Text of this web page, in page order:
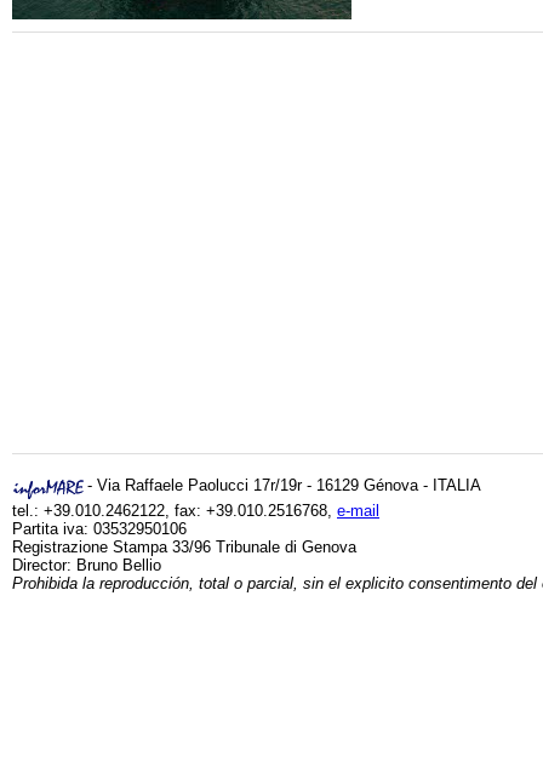
- Via Raffaele Paolucci 17r/19r - 16129 Génova - ITALIA
tel.: +39.010.2462122, fax: +39.010.2516768, e-mail
Partita iva: 03532950106
Registrazione Stampa 33/96 Tribunale di Genova
Director: Bruno Bellio
Prohibida la reproducción, total o parcial, sin el explicito consentimento del